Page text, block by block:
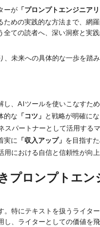
ーが「プロンプトエンジニアリ
ための実践的な方法まで、網
ての読者へ、深い洞察と実
未来への具体的な一歩を踏
、AIツールを使いこなすため
的な 「コツ」 と戦略が明確にな
パートナーとして活用する
実に 「収入アップ」 を目指す
における自信と信頼性が向上
プロンプトエン
特にテキストを扱うライタ
、 ライターとしての価値を